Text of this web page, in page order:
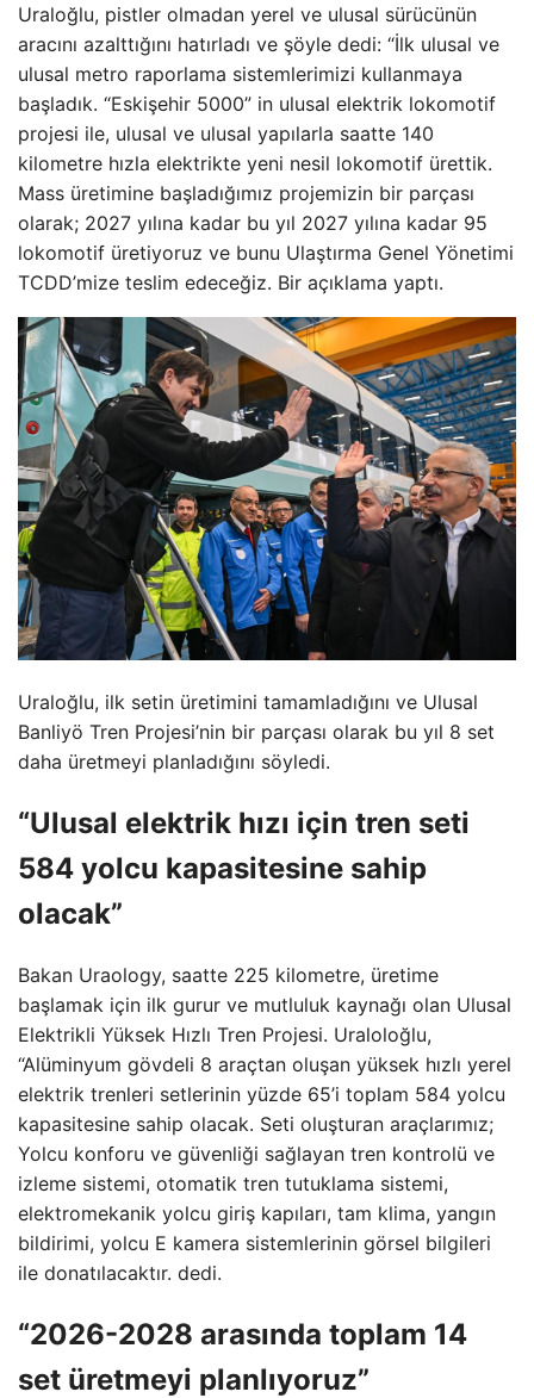
Uraloğlu, pistler olmadan yerel ve ulusal sürücünün
aracını azalttığını hatırladı ve şöyle dedi: “İlk ulusal ve
ulusal metro raporlama sistemlerimizi kullanmaya
başladık. “Eskişehir 5000” in ulusal elektrik lokomotif
projesi ile, ulusal ve ulusal yapılarla saatte 140
kilometre hızla elektrikte yeni nesil lokomotif ürettik.
Mass üretimine başladığımız projemizin bir parçası
olarak; 2027 yılına kadar bu yıl 2027 yılına kadar 95
lokomotif üretiyoruz ve bunu Ulaştırma Genel Yönetimi
TCDD’mize teslim edeceğiz. Bir açıklama yaptı.
Uraloğlu, ilk setin üretimini tamamladığını ve Ulusal
Banliyö Tren Projesi’nin bir parçası olarak bu yıl 8 set
daha üretmeyi planladığını söyledi.
“Ulusal elektrik hızı için tren seti
584 yolcu kapasitesine sahip
olacak”
Bakan Uraology, saatte 225 kilometre, üretime
başlamak için ilk gurur ve mutluluk kaynağı olan Ulusal
Elektrikli Yüksek Hızlı Tren Projesi. Uraloloğlu,
“Alüminyum gövdeli 8 araçtan oluşan yüksek hızlı yerel
elektrik trenleri setlerinin yüzde 65’i toplam 584 yolcu
kapasitesine sahip olacak. Seti oluşturan araçlarımız;
Yolcu konforu ve güvenliği sağlayan tren kontrolü ve
izleme sistemi, otomatik tren tutuklama sistemi,
elektromekanik yolcu giriş kapıları, tam klima, yangın
bildirimi, yolcu E kamera sistemlerinin görsel bilgileri
ile donatılacaktır. dedi.
“2026-2028 arasında toplam 14
set üretmeyi planlıyoruz”